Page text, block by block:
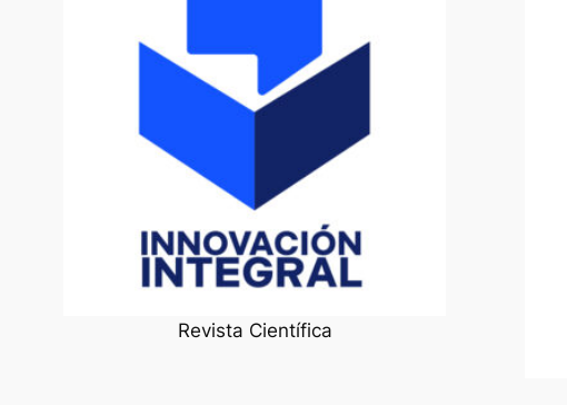
Revista Científica